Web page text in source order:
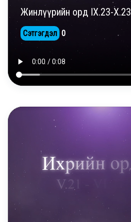
Жинлүүрийн орд IX.23-X.23
Сэтгэгдэл 0
DAILY REELS